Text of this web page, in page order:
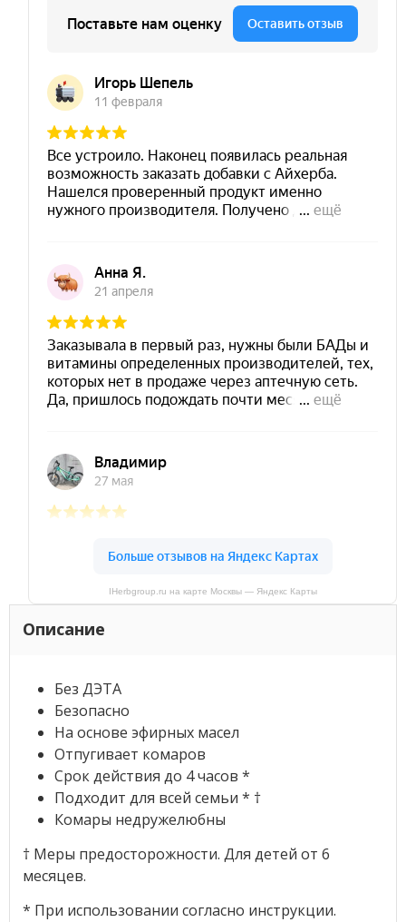
IHerbgroup.ru на карте Москвы — Яндекс Карты
Описание
Без ДЭТА
Безопасно
На основе эфирных масел
Отпугивает комаров
Срок действия до 4 часов *
Подходит для всей семьи * †
Комары недружелюбны
† Меры предосторожности. Для детей от 6
месяцев.
* При использовании согласно инструкции.